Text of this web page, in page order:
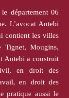
département 06
L’avocat Antebi
contient les villes
Tignet, Mougins,
Antebi a construit
en droit des
en droit des
pratique aussi le